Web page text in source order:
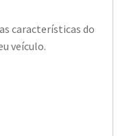
características do
veículo.